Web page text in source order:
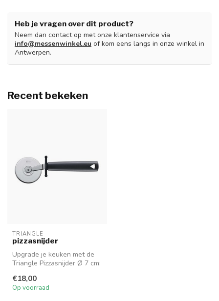
Heb je vragen over dit product?
Neem dan contact op met onze klantenservice via
info@messenwinkel.eu of kom eens langs in onze winkel in
Antwerpen.
Recent bekeken
TRIANGLE
pizzasnijder
Upgrade je keuken met de
Triangle Pizzasnijder Ø 7 cm:
€18,00
Op voorraad